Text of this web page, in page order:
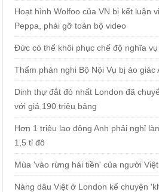
Hoạt hình Wolfoo của VN bị kết luận
Peppa, phải gỡ toàn bộ video
Đức có thể khôi phục chế độ nghĩa
Thẩm phán nghi Bộ Nội Vụ bị ảo giác
Dinh thự đắt đỏ nhất London đã
với giá 190 triệu bảng
Hơn 1 triệu lao động Anh phải nghỉ
1,5 tỉ đô
Mùa 'vào rừng hái tiền' của người
Nàng dâu Việt ở London kể chuyện